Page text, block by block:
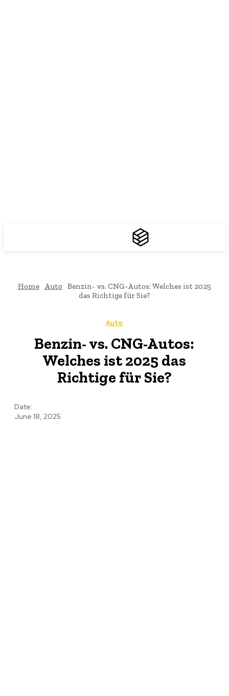
Home Auto
Benzin- vs. CNG-Autos: Welches ist 2025
das Richtige für Sie?
Auto
Benzin- vs. CNG-Autos:
Welches ist 2025 das
Richtige für Sie?
Date:
June 18, 2025